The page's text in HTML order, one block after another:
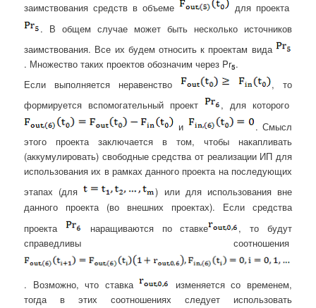
заимствования средств в объеме
для проекта
. В общем случае может быть несколько источников
заимствования. Все их будем относить к проектам вида
. Множество таких проектов обозначим через Pr5.
Если выполняется неравенство
, то
формируется вспомогательный проект
, для которого
и
. Смысл
этого проекта заключается в том, чтобы накапливать
(аккумулировать) свободные средства от реализации ИП для
использования их в рамках данного проекта на последующих
этапах (для
) или для использования вне
данного проекта (во внешних проектах). Если средства
проекта
наращиваются по ставке
, то будут
справедливы соотношения
. Возможно, что ставка
изменяется со временем,
тогда в этих соотношениях следует использовать